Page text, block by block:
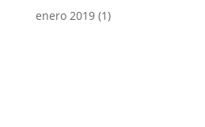
enero 2019(1)